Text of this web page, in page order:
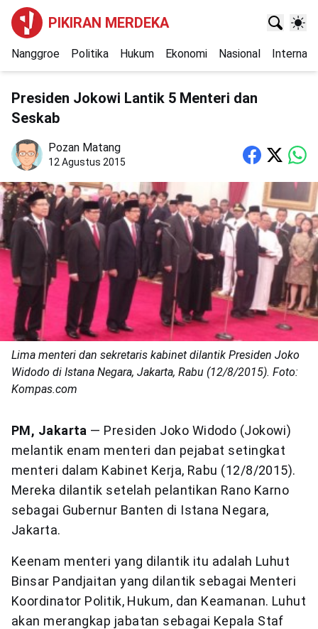
PIKIRAN MERDEKA
Nanggroe Politika Hukum Ekonomi Nasional
Presiden Jokowi Lantik 5 Menteri dan
Seskab
Pozan Matang
12 Agustus 2015
Lima menteri dan sekretaris kabinet dilantik Presiden Joko
Widodo di Istana Negara, Jakarta, Rabu (12/8/2015). Foto:
Kompas.com
PM, Jakarta — Presiden Joko Widodo (Jokowi)
melantik enam menteri dan pejabat setingkat
menteri dalam Kabinet Kerja, Rabu (12/8/2015).
Mereka dilantik setelah pelantikan Rano Karno
sebagai Gubernur Banten di Istana Negara,
Jakarta.
Keenam menteri yang dilantik itu adalah Luhut
Binsar Pandjaitan yang dilantik sebagai Menteri
Koordinator Politik, Hukum, dan Keamanan. Luhut
akan merangkap jabatan sebagai Kepala Staf